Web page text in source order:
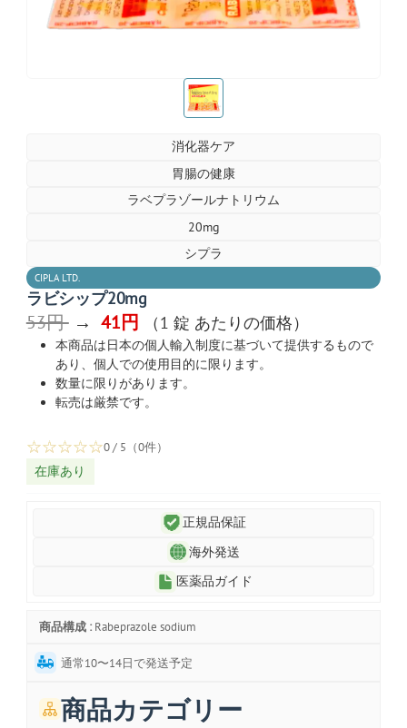
お薬ショップ
消化器ケア
胃腸の健康
ラベプラゾールナトリウム
20mg
シプラ
CIPLA LTD.
ラビシップ20mg
53円 → 41円 （1 錠 あたりの価格）
本商品は日本の個人輸入制度に基づいて提供するもので
あり、個人での使用目的に限ります。
数量に限りがあります。
転売は厳禁です。
☆☆☆☆☆0 / 5（0件）
在庫あり
正規品保証
海外発送
医薬品ガイド
商品構成 : Rabeprazole sodium
通常10〜14日で発送予定
商品カテゴリー